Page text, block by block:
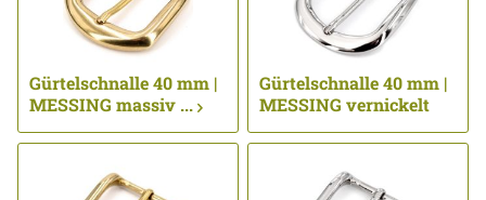
Gürtelschnalle 40 mm |
MESSING massiv ...
Gürtelschnalle 40 mm |
MESSING vernickelt